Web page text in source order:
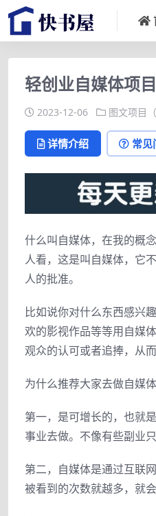
轻创业自媒体项
2023-12-06 图文项目
详情介绍 常见
什么叫自媒体，在我的概
人看，这是叫自媒体，它
人的批准。
比如说你对什么东西感兴
欢的影视作品等等用自媒
观众的认可或者追捧，从
为什么推荐大家去做自媒
第一，是可增长的，也就
事业去做。不像有些副业
第二，自媒体是通过互联
被看到的次数就越多，就